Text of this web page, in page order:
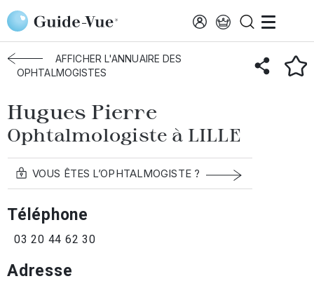
Aller au contenu principal
Accueil Annuaire des ophtalmologistes Lille Hugues Pierre
AFFICHER L'ANNUAIRE DES
OPHTALMOGISTES
Hugues Pierre
Ophtalmologiste à LILLE
VOUS ÊTES L’OPHTALMOGISTE ?
Téléphone
03 20 44 62 30
Adresse